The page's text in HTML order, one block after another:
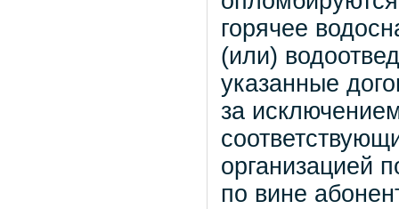
горячее
(или)
указанные
за
организацией
по вине